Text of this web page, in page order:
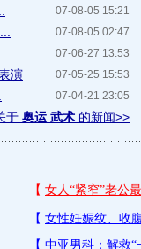
07-08-05 15:21
07-08-05 02:47
07-06-27 13:53
07-05-25 15:53
演
07-04-21 23:05
于 奥运 武术 的新闻>>